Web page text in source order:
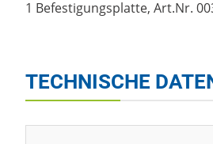
1 Befestigungsplatte, Art.Nr.
TECHNISCHE